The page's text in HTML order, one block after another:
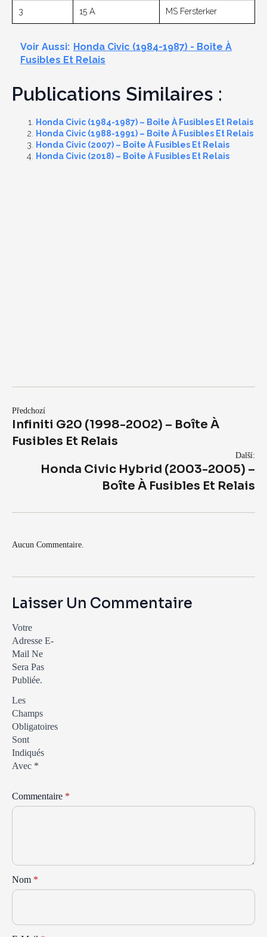
3 15 A. MS Fersterker
Voir Aussi: Honda Civic (1984-1987) - Boîte À
Fusibles Et Relais
Publications Similaires :
Honda Civic (1984-1987) – Boîte À Fusibles Et Relais
Honda Civic (1988-1991) – Boîte À Fusibles Et Relais
Honda Civic (2007) – Boîte À Fusibles Et Relais
Honda Civic (2018) – Boîte À Fusibles Et Relais
Předchozí
Infiniti G20 (1998-2002) – Boîte À
Fusibles Et Relais
Další:
Honda Civic Hybrid (2003-2005) –
Boîte À Fusibles Et Relais
Aucun Commentaire.
Laisser Un Commentaire
Votre
Adresse E-
Mail Ne
Sera Pas
Publiée.
Les
Champs
Obligatoires
Sont
Indiqués
Avec *
Commentaire *
Nom *